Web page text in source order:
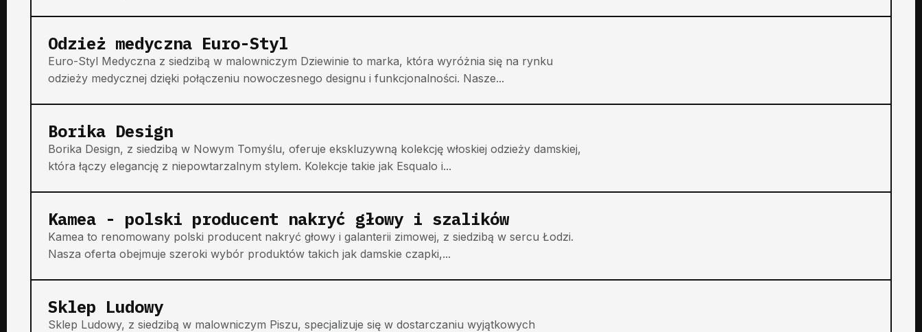
Odzież medyczna Euro-Styl
Euro-Styl Medyczna z siedzibą w malowniczym Dziewinie to marka, która wyróżnia się na rynku
odzieży medycznej dzięki połączeniu nowoczesnego designu i funkcjonalności. Nasze...
Borika Design
Borika Design, z siedzibą w Nowym Tomyślu, oferuje ekskluzywną kolekcję włoskiej odzieży damskiej,
która łączy elegancję z niepowtarzalnym stylem. Kolekcje takie jak Esqualo i...
Kamea - polski producent nakryć głowy i szalików
Kamea to renomowany polski producent nakryć głowy i galanterii zimowej, z siedzibą w sercu Łodzi.
Nasza oferta obejmuje szeroki wybór produktów takich jak damskie czapki,...
Sklep Ludowy
Sklep Ludowy, z siedzibą w malowniczym Piszu, specjalizuje się w dostarczaniu wyjątkowych